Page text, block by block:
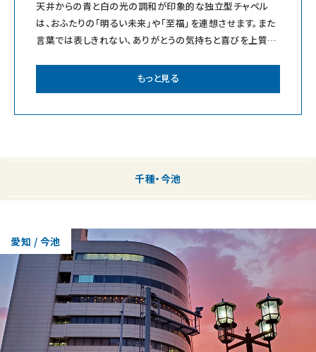
天井からの青と白の光の調和が印象的な独立型チャペル
は、おふたりの「明るい未来」や「至福」を連想させます。また
言葉では表しきれない、ありがとうの気持ちと喜びを上質な
もっと見る
千種・今池
愛知 / 今池